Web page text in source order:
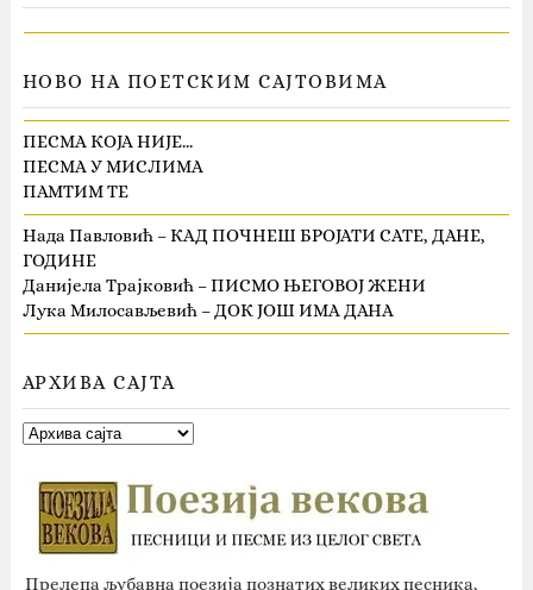
НОВО НА ПОЕТСКИМ САЈТОВИМА
ПЕСМА КОЈА НИЈЕ…
ПЕСМА У МИСЛИМА
ПАМТИМ ТЕ
Нада Павловић – КАД ПОЧНЕШ БРОЈАТИ САТЕ, ДАНЕ,
ГОДИНЕ
Данијела Трајковић – ПИСМО ЊЕГОВОЈ ЖЕНИ
Лука Милосављевић – ДОК ЈОШ ИМА ДАНА
АРХИВА САЈТА
Прелепа љубавна поезија познатих великих песника,